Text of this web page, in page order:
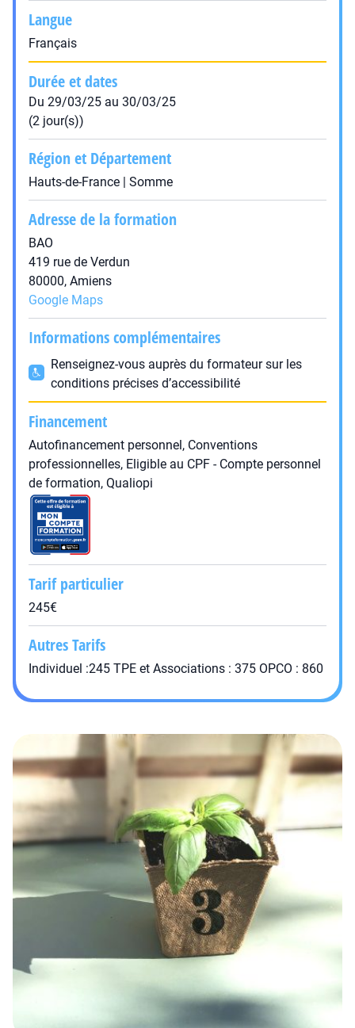
Langue
Français
Durée et dates
Du 29/03/25 au 30/03/25
(2 jour(s))
Région et Département
Hauts-de-France | Somme
Adresse de la formation
BAO
419 rue de Verdun
80000, Amiens
Google Maps
Informations complémentaires
Renseignez-vous auprès du formateur sur les
conditions précises d’accessibilité
Financement
Autofinancement personnel, Conventions
professionnelles, Eligible au CPF - Compte personnel
de formation, Qualiopi
Tarif particulier
245€
Autres Tarifs
Individuel :245 TPE et Associations : 375 OPCO : 860